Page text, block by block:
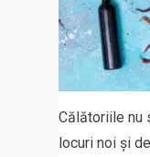
Călătoriile nu
locuri noi și